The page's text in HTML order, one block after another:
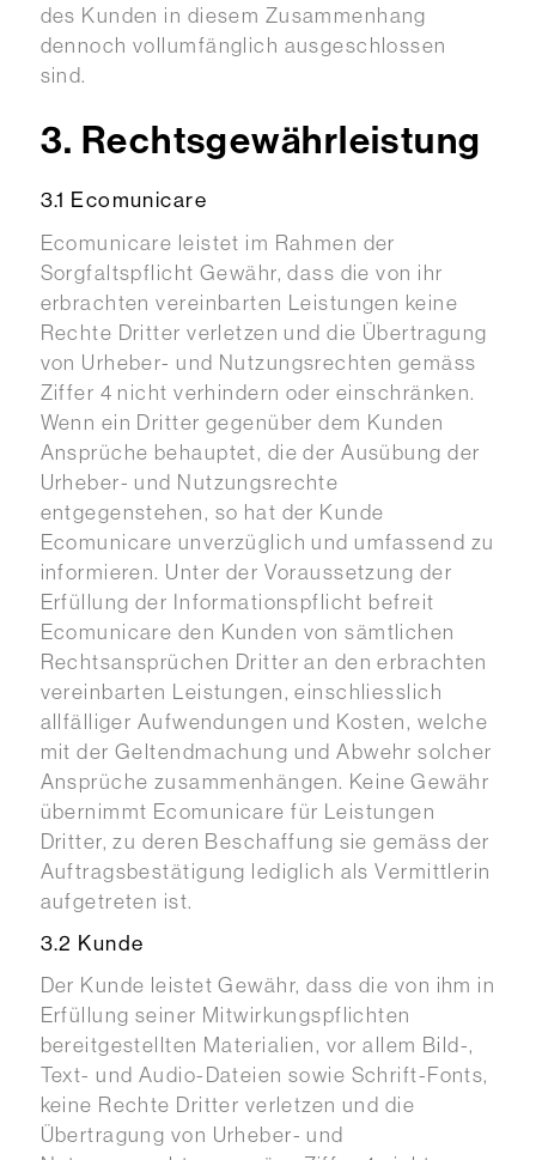
des Kunden in diesem Zusammenhang
dennoch vollumfänglich ausgeschlossen
sind.
3. Rechtsgewährleistung
3.1 Ecomunicare
Ecomunicare leistet im Rahmen der
Sorgfaltspflicht Gewähr, dass die von ihr
erbrachten vereinbarten Leistungen keine
Rechte Dritter verletzen und die Übertragung
von Urheber- und Nutzungsrechten gemäss
Ziffer 4 nicht verhindern oder einschränken.
Wenn ein Dritter gegenüber dem Kunden
Ansprüche behauptet, die der Ausübung der
Urheber- und Nutzungsrechte
entgegenstehen, so hat der Kunde
Ecomunicare unverzüglich und umfassend zu
informieren. Unter der Voraussetzung der
Erfüllung der Informationspflicht befreit
Ecomunicare den Kunden von sämtlichen
Rechtsansprüchen Dritter an den erbrachten
vereinbarten Leistungen, einschliesslich
allfälliger Aufwendungen und Kosten, welche
mit der Geltendmachung und Abwehr solcher
Ansprüche zusammenhängen. Keine Gewähr
übernimmt Ecomunicare für Leistungen
Dritter, zu deren Beschaffung sie gemäss der
Auftragsbestätigung lediglich als Vermittlerin
aufgetreten ist.
3.2 Kunde
Der Kunde leistet Gewähr, dass die von ihm in
Erfüllung seiner Mitwirkungspflichten
bereitgestellten Materialien, vor allem Bild-,
Text- und Audio-Dateien sowie Schrift-Fonts,
keine Rechte Dritter verletzen und die
Übertragung von Urheber- und